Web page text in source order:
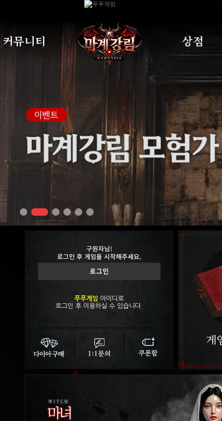
커뮤니티 상점
푸푸게임 아이디로
로그인 후 이용하실 수 있습니다.